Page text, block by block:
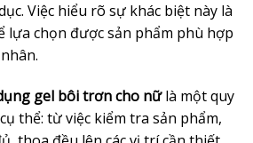
Việc hiểu rõ sự khác biệt này là
lựa chọn được sản phẩm phù hợp
gel bôi trơn cho nữlà một quy
thể: từ việc kiểm tra sản phẩm,